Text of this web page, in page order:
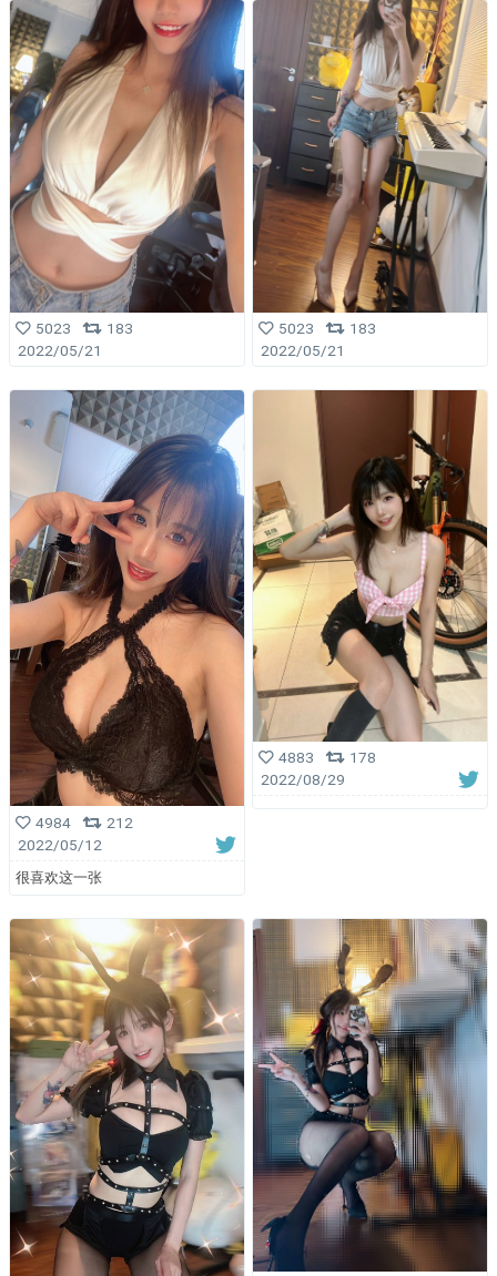
5023
183
2022/05/21
5023
183
2022/05/21
4984
212
2022/05/12
很喜欢这一张
4883
178
2022/08/29